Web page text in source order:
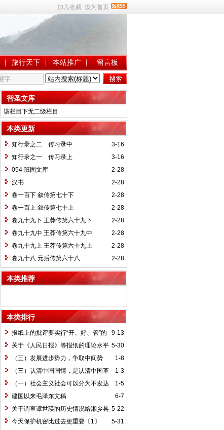
加入收藏 设为首页
旅行天下 本站推广 留言板
智圣文库
该栏目下无二级栏目
本类更新
3-16
知行录之二 传习录中
3-16
知行录之一 传习录上
2-28
054 班固文库
2-28
汉书
2-28
卷一百下 叙传第七十下
2-28
卷一百上 叙传第七十上
2-28
卷九十九下 王莽传第六十九下
2-28
卷九十九中 王莽传第六十九中
2-28
卷九十九上 王莽传第六十九上
2-28
卷九十八 元后传第六十八
本类推荐
本类排行
9-13
报纸上的批评要实行“开、好、管”的
方针*
5-30
关于《人民日报》等报纸的理论水平
的批语〔1〕
1-8
（三）发展进步势力，争取中间势
力，孤立顽固势力
1-3
（三）认清中国国情，是认清中国革
命一切问题的基本依据
1-5
（一）社会主义社会可以分为不发达
和比较发达两个阶段
6-7
建国以来毛泽东文稿
5-22
关于调查谭世瑛的历史情况给湘乡县
委的信和给谭世瑛的复信
5-31
今天保护机密比过去更重要〔1〕